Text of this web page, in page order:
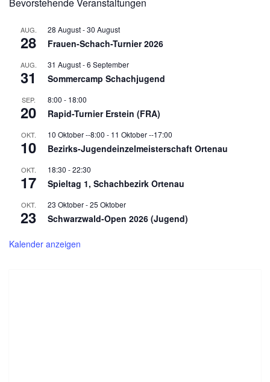
AUG.
28
28 August-30 August
Frauen-Schach-Turnier 2026
AUG.
31
31 August-6 September
Sommercamp Schachjugend
SEP.
20
8:00 - 18:00
Rapid-Turnier Erstein (FRA)
OKT.
10
10 Oktober --8:00 - 11 Oktober --17:00
Bezirks-Jugendeinzelmeisterschaft Ortenau
OKT.
17
18:30 -22:30
Spieltag 1, Schachbezirk Ortenau
OKT.
23
23 Oktober-25 Oktober
Schwarzwald-Open 2026 (Jugend)
Kalender anzeigen